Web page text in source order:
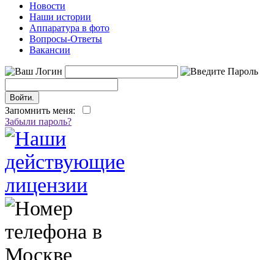
Новости
Наши истории
Аппаратура в фото
Вопросы-Ответы
Вакансии
Запомнить меня:
Забыли пароль?